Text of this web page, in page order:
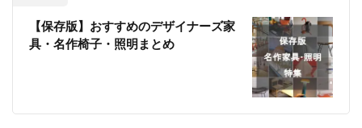
【保存版】おすすめのデザイナーズ家
具・名作椅子・照明まとめ